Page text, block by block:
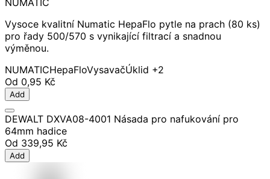
NUMATIC
Vysoce kvalitní Numatic HepaFlo pytle na prach (80 ks)
pro řady 500/570 s vynikající filtrací a snadnou
výměnou.
NUMATICHepaFloVysavačÚklid +2
Od 0,95 Kč
Add
DEWALT DXVA08-4001 Násada pro nafukování pro
64mm hadice
Od 339,95 Kč
Add